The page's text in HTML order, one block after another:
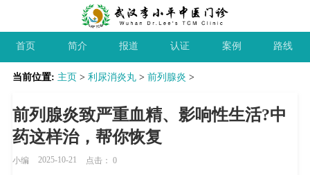
首页 简介 报道 认证 案例 路线
当前位置: 主页> 利尿消炎丸> 前列腺炎 >
前列腺炎致严重血精、影响性生活?中
药这样治，帮你恢复
小编 2025-10-21 点击：0